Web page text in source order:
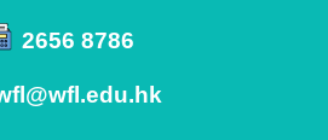
2656 8786